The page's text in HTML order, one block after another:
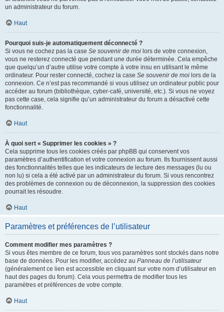
un administrateur du forum.
Haut
Pourquoi suis-je automatiquement déconnecté ?
Si vous ne cochez pas la case Se souvenir de moi lors de votre connexion,
vous ne resterez connecté que pendant une durée déterminée. Cela empêche
que quelqu’un d’autre utilise votre compte à votre insu en utilisant le même
ordinateur. Pour rester connecté, cochez la case Se souvenir de moi lors de la
connexion. Ce n’est pas recommandé si vous utilisez un ordinateur public pour
accéder au forum (bibliothèque, cyber-café, université, etc.). Si vous ne voyez
pas cette case, cela signifie qu’un administrateur du forum a désactivé cette
fonctionnalité.
Haut
À quoi sert « Supprimer les cookies » ?
Cela supprime tous les cookies créés par phpBB qui conservent vos
paramètres d’authentification et votre connexion au forum. Ils fournissent aussi
des fonctionnalités telles que les indicateurs de lecture des messages (lu ou
non lu) si cela a été activé par un administrateur du forum. Si vous rencontrez
des problèmes de connexion ou de déconnexion, la suppression des cookies
pourrait les résoudre.
Haut
Paramètres et préférences de l’utilisateur
Comment modifier mes paramètres ?
Si vous êtes membre de ce forum, tous vos paramètres sont stockés dans notre
base de données. Pour les modifier, accédez au Panneau de l’utilisateur
(généralement ce lien est accessible en cliquant sur votre nom d’utilisateur en
haut des pages du forum). Cela vous permettra de modifier tous les
paramètres et préférences de votre compte.
Haut